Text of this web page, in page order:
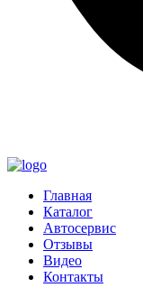
Главная
Каталог
Автосервис
Отзывы
Видео
Контакты